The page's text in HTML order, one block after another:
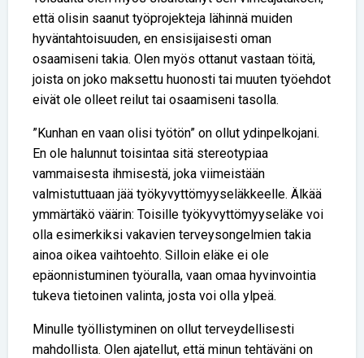
että olisin saanut työprojekteja lähinnä muiden
hyväntahtoisuuden, en ensisijaisesti oman
osaamiseni takia. Olen myös ottanut vastaan töitä,
joista on joko maksettu huonosti tai muuten työehdot
eivät ole olleet reilut tai osaamiseni tasolla.
”Kunhan en vaan olisi työtön” on ollut ydinpelkojani.
En ole halunnut toisintaa sitä stereotypiaa
vammaisesta ihmisestä, joka viimeistään
valmistuttuaan jää työkyvyttömyyseläkkeelle. Älkää
ymmärtäkö väärin: Toisille työkyvyttömyyseläke voi
olla esimerkiksi vakavien terveysongelmien takia
ainoa oikea vaihtoehto. Silloin eläke ei ole
epäonnistuminen työuralla, vaan omaa hyvinvointia
tukeva tietoinen valinta, josta voi olla ylpeä.
Minulle työllistyminen on ollut terveydellisesti
mahdollista. Olen ajatellut, että minun tehtäväni on